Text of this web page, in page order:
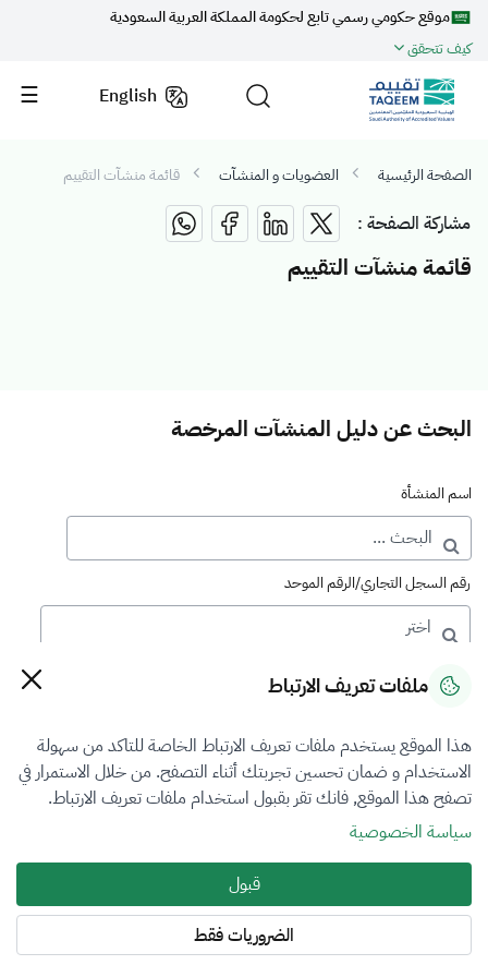
موقع حكومي رسمي تابع لحكومة المملكة العربية السعودية
كيف تتحقق
English
الصفحة الرئيسية العضويات و المنشآت قائمة منشآت التقييم
مشاركة الصفحة :
قائمة منشآت التقييم
البحث عن دليل المنشآت المرخصة
اسم المنشأة
رقم السجل التجاري/الرقم الموحد
رقم الترخيص
التصنيف
اختر
فرع التقييم
المعادن الثمينة والاحجار الكريمة
ملفات تعريف الارتباط
هذا الموقع يستخدم ملفات تعريف الارتباط الخاصة للتاكد من سهولة
الاستخدام و ضمان تحسين تجربتك أثناء التصفح. من خلال الاستمرار في
تصفح هذا الموقع, فانك تقر بقبول استخدام ملفات تعريف الارتباط.
سياسة الخصوصية
قبول
الضروريات فقط